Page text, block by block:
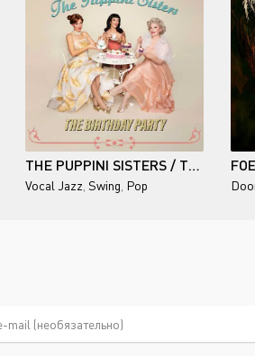
THE PUPPINI SISTERS / THE BIRTHDAY PARTY
Vocal Jazz Swing Pop